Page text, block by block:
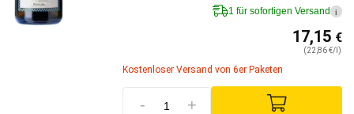
1 für sofortigen Versand i
17,15 €
(22,86 €/l)
Kostenloser Versand von 6er Paketen
- +